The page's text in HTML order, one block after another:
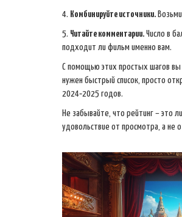
4. Комбинируйте источники.
5. Читайте комментарии. Число в
подходит ли фильм именно вам.
С помощью этих простых шагов вы
нужен быстрый список, просто
2024‑2025 годов.
Не забывайте, что рейтинг – это
удовольствие от просмотра, а не